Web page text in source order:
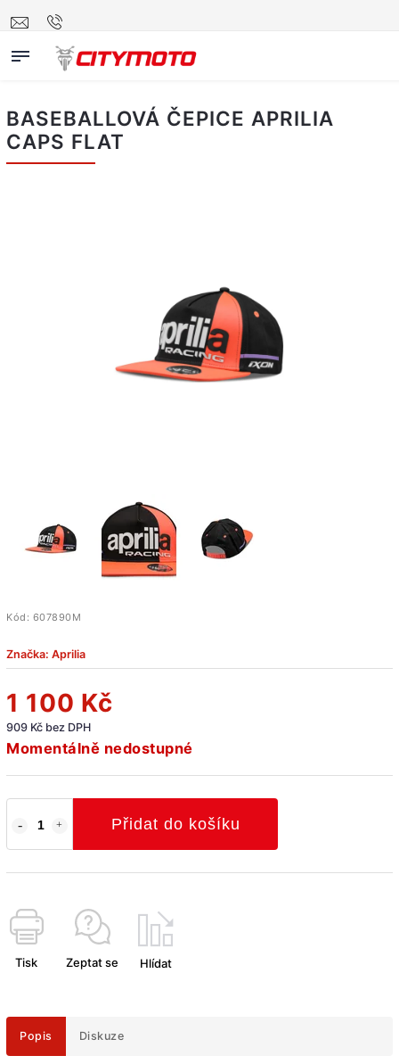
BASEBALLOVÁ ČEPICE APRILIA
CAPS FLAT
Kód: 607890M
Značka: Aprilia
1 100 Kč
909 Kč bez DPH
Momentálně nedostupné
Přidat do košíku
Tisk Zeptat se Hlídat
Popis Diskuze